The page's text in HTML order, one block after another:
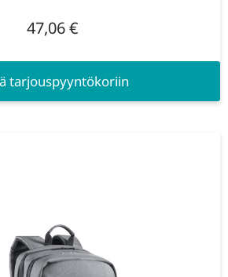
47,06€
tarjouspyyntökoriin